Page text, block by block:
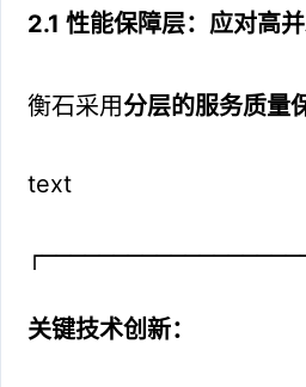
2.1 性能保障层：应对高
衡石采用分层的服务质量
text
关键技术创新：